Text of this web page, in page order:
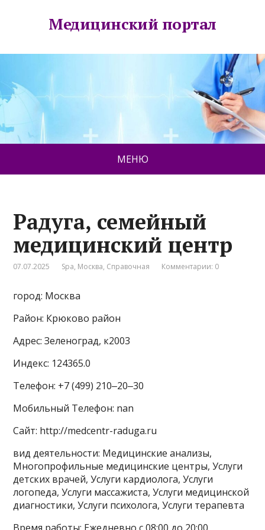
Медицинский портал
МЕНЮ
Радуга, семейный
медицинский центр
07.07.2025 Spa, Москва, Справочная Комментарии: 0
город: Москва
Район: Крюково район
Адрес: Зеленоград, к2003
Индекс: 124365.0
Телефон: +7 (499) 210‒20‒30
Мобильный Телефон: nan
Сайт: http://medcentr-raduga.ru
вид деятельности: Медицинские анализы,
Многопрофильные медицинские центры, Услуги
детских врачей, Услуги кардиолога, Услуги
логопеда, Услуги массажиста, Услуги медицинской
диагностики, Услуги психолога, Услуги терапевта